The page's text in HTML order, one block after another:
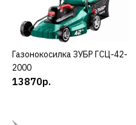
КУПИТЬ
Газонокосилка ЗУБР ГСЦ-42-
2000
13870р.